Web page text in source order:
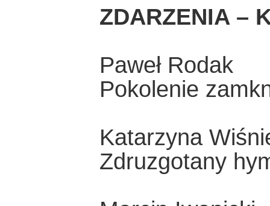
ZDARZENIA –
Paweł Rodak
Pokolenie
Katarzyna
Zdruzgotany